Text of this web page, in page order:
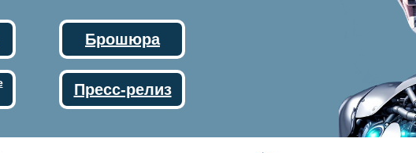
Брошюра
Пресс-релиз